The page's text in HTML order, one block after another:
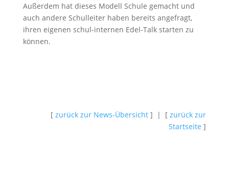
Außerdem hat dieses Modell Schule gemacht und
auch andere Schulleiter haben bereits angefragt,
ihren eigenen schul-internen Edel-Talk starten zu
können.
[zurück zur News-Übersicht ] | [zurück zur
Startseite ]